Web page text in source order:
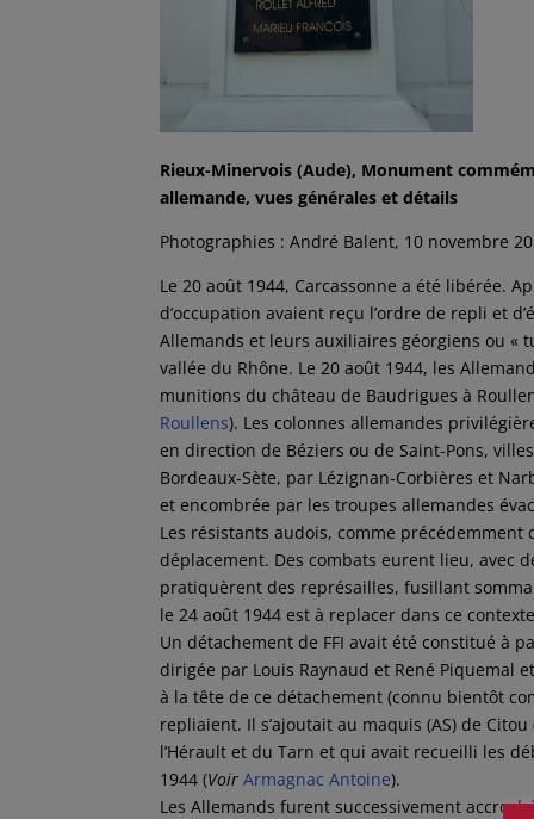
Rieux-Minervois (Aude), Monument
allemande, vues générales et détails
Photographies : André Balent, 10 novembre
Le 20 août 1944, Carcassonne a été libérée.
d’occupation avaient reçu l’ordre de repli et
Allemands et leurs auxiliaires géorgiens ou «
vallée du Rhône. Le 20 août 1944, les
munitions du château de Baudrigues à
Roullens). Les colonnes allemandes
en direction de Béziers ou de Saint-Pons,
Bordeaux-Sète, par Lézignan-Corbières et
et encombrée par les troupes allemandes
Les résistants audois, comme précédemment
déplacement. Des combats eurent lieu, avec
pratiquèrent des représailles, fusillant
le 24 août 1944 est à replacer dans ce
Un détachement de FFI avait été constitué à
dirigée par Louis Raynaud et René Piquemal
à la tête de ce détachement (connu bientôt
repliaient. Il s’ajoutait au maquis (AS) de
l’Hérault et du Tarn et qui avait recueilli les
1944 (Voir Armagnac Antoine).
Les Allemands furent successivement